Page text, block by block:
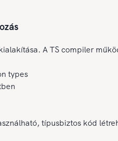
A TS compiler
types
típusbiztos kód